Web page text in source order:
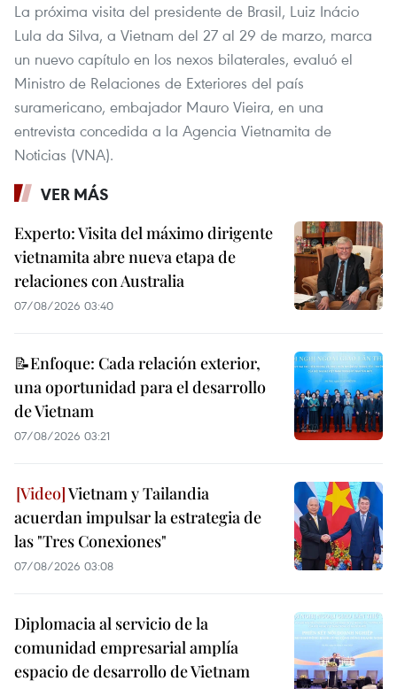
La próxima visita del presidente de Brasil, Luiz Inácio
Lula da Silva, a Vietnam del 27 al 29 de marzo, marca
un nuevo capítulo en los nexos bilaterales, evaluó el
Ministro de Relaciones de Exteriores del país
suramericano, embajador Mauro Vieira, en una
entrevista concedida a la Agencia Vietnamita de
Noticias (VNA).
VER MÁS
Experto: Visita del máximo dirigente
vietnamita abre nueva etapa de
relaciones con Australia
07/08/2026 03:40
📝Enfoque: Cada relación exterior,
una oportunidad para el desarrollo
de Vietnam
07/08/2026 03:21
Vietnam y Tailandia
acuerdan impulsar la estrategia de
las "Tres Conexiones"
07/08/2026 03:08
Diplomacia al servicio de la
comunidad empresarial amplía
espacio de desarrollo de Vietnam